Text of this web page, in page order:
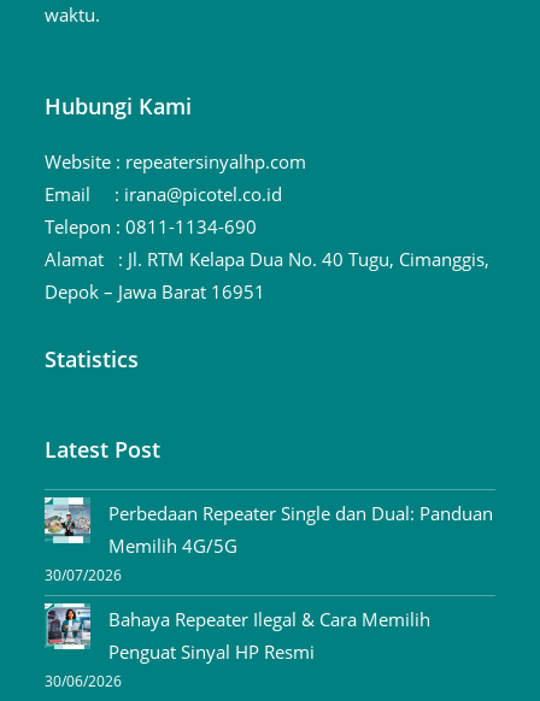
waktu.
Hubungi Kami
Website : repeatersinyalhp.com
Email : irana@picotel.co.id
Telepon :0811-1134-690
Alamat : Jl. RTM Kelapa Dua No. 40 Tugu, Cimanggis,
Depok – Jawa Barat 16951
Statistics
Latest Post
Perbedaan Repeater Single dan Dual: Panduan
Memilih 4G/5G
30/07/2026
Bahaya Repeater Ilegal & Cara Memilih
Penguat Sinyal HP Resmi
30/06/2026